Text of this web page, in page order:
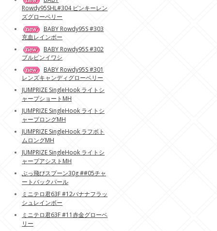
Rowdy95SHL#304 ピンキーレン
ズグローベリー
BABY Rowdy95S #303
充血レインボー
BABY Rowdy95S #302
ブルピンイワシ
BABY Rowdy95S #301
レンズキャンディグローベリー
JUMPRIZE SingleHook ライトシ
ャープショートMH
JUMPRIZE SingleHook ライトシ
ャープロングMH
JUMPRIZE SingleHook ラフボト
ムロングMH
JUMPRIZE SingleHook ライトシ
ャープアシストMH
ぶっ飛びスプーン30g ##05チャ
ートバックパール
ミニテロ君63F #12バナナフラッ
シュレインボー
ミニテロ君63F #11赤金グローベ
リー